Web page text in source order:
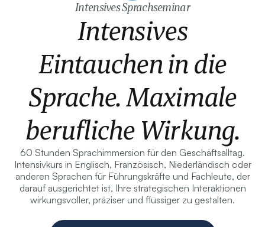
Intensives Sprachseminar
Intensives
Eintauchen in die
Sprache. Maximale
berufliche Wirkung.
60 Stunden Sprachimmersion für den Geschäftsalltag.
Intensivkurs in Englisch, Französisch, Niederländisch oder
anderen Sprachen für Führungskräfte und Fachleute, der
darauf ausgerichtet ist, Ihre strategischen Interaktionen
wirkungsvoller, präziser und flüssiger zu gestalten.